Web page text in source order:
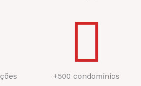
+500 condomínios